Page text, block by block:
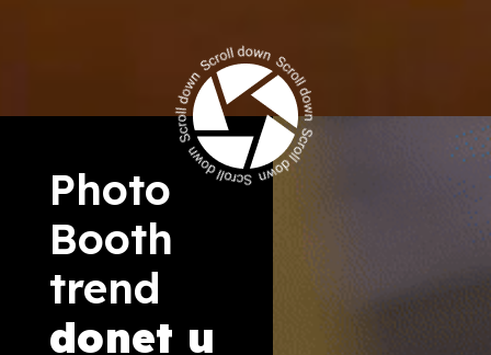
Photo
Booth
trend
donet u